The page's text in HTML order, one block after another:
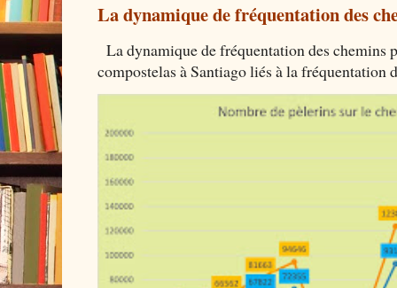
La dynamique de fréquentation des
La dynamique de fréquentation des chemins
compostelas à Santiago liés à la fréquentation